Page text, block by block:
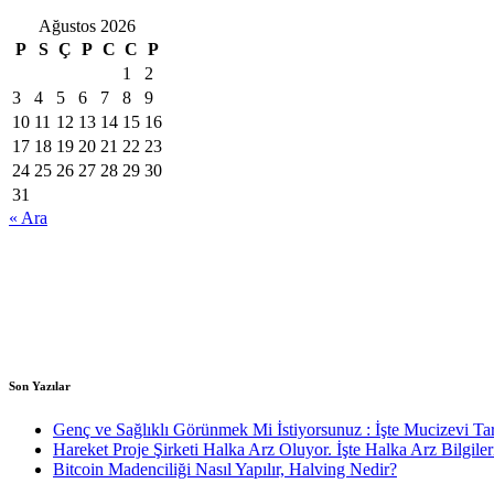
Ağustos 2026
P
S Ç P C C P
1
2
3
4 5 6 7 8
9
10 11 12 13 14 15 16
17 18 19 20 21 22 23
24 25 26 27 28 29 30
31
« Ara
Son Yazılar
Genç ve Sağlıklı Görünmek Mi İstiyorsunuz : İşte Mucizevi
Hareket Proje Şirketi Halka Arz Oluyor. İşte Halka Arz
Bitcoin Madenciliği Nasıl Yapılır, Halving Nedir?